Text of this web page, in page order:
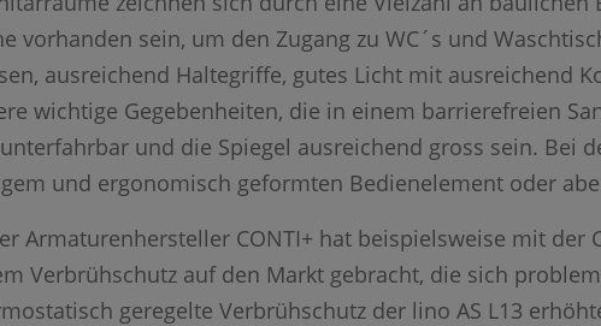
vorhanden sein, um den Zugang zu WC´s und
ausreichend Haltegriffe, gutes Licht mit ausreichend
wichtige Gegebenheiten, die in einem barrierefreien
und die Spiegel ausreichend gross sein. Bei
und ergonomisch geformten Bedienelement oder
Armaturenhersteller CONTI+ hat beispielsweise mit der
Verbrühschutz auf den Markt gebracht, die sich
geregelte Verbrühschutz der lino AS L13